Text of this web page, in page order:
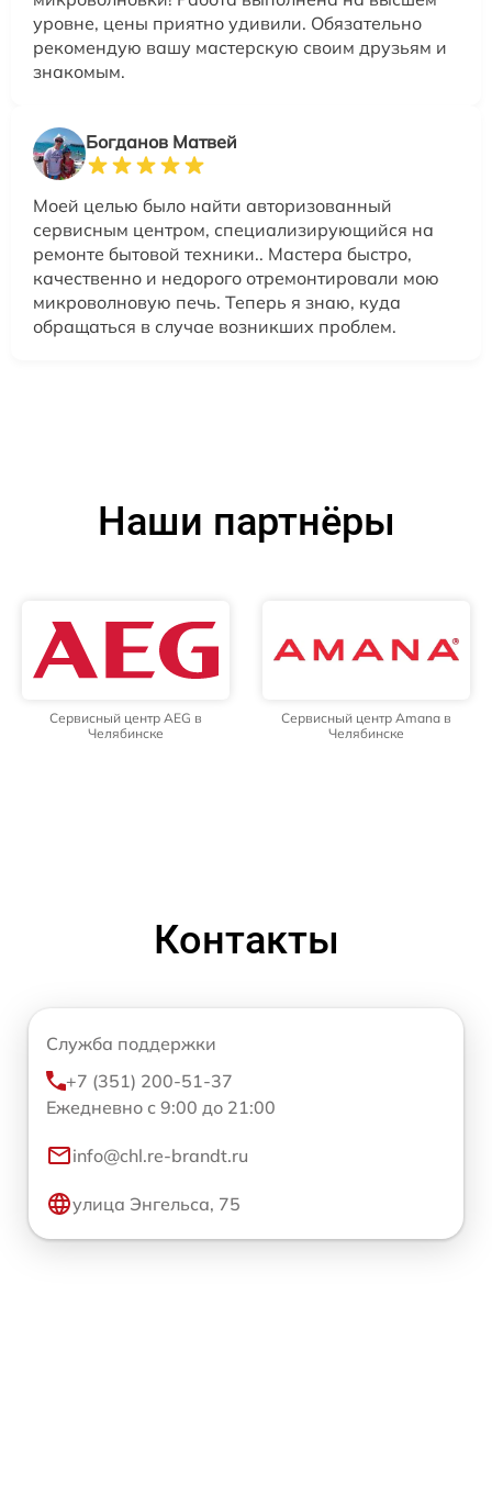
уровне, цены приятно удивили. Обязательно
рекомендую вашу мастерскую своим друзьям и
знакомым.
Богданов Матвей
Моей целью было найти авторизованный
сервисным центром, специализирующийся на
ремонте бытовой техники.. Мастера быстро,
качественно и недорого отремонтировали мою
микроволновую печь. Теперь я знаю, куда
обращаться в случае возникших проблем.
Наши партнёры
Сервисный центр AEG в
Челябинске
Сервисный центр Amana в
Челябинске
Контакты
Служба поддержки
+7 (351) 200-51-37
Ежедневно с 9:00 до 21:00
info@chl.re-brandt.ru
улица Энгельса, 75